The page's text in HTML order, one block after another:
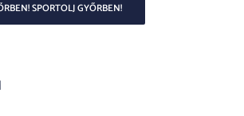
SPORTOLJ GYŐRBEN!